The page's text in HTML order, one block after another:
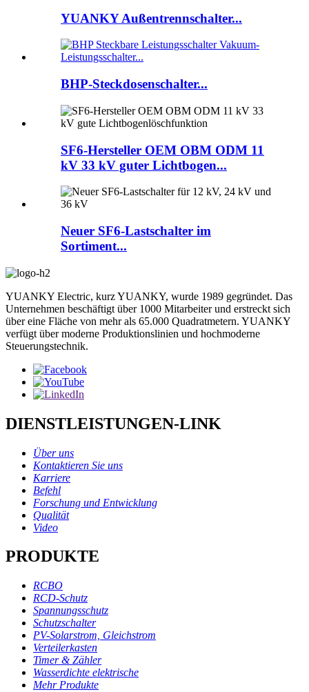
YUANKY Außentrennschalter...
BHP-Steckdosenschalter...
SF6-Hersteller OEM OBM ODM 11
kV 33 kV guter Lichtbogen...
Neuer SF6-Lastschalter im
Sortiment...
YUANKY Electric, kurz YUANKY, wurde 1989 gegründet. Das
Unternehmen beschäftigt über 1000 Mitarbeiter und erstreckt sich
über eine Fläche von mehr als 65.000 Quadratmetern. YUANKY
verfügt über moderne Produktionslinien und hochmoderne
Steuerungstechnik.
DIENSTLEISTUNGEN-LINK
Über uns
Kontaktieren Sie uns
Karriere
Befehl
Forschung und Entwicklung
Qualität
Video
PRODUKTE
RCBO
RCD-Schutz
Spannungsschutz
Schutzschalter
PV-Solarstrom, Gleichstrom
Verteilerkasten
Timer & Zähler
Wasserdichte elektrische
Mehr Produkte